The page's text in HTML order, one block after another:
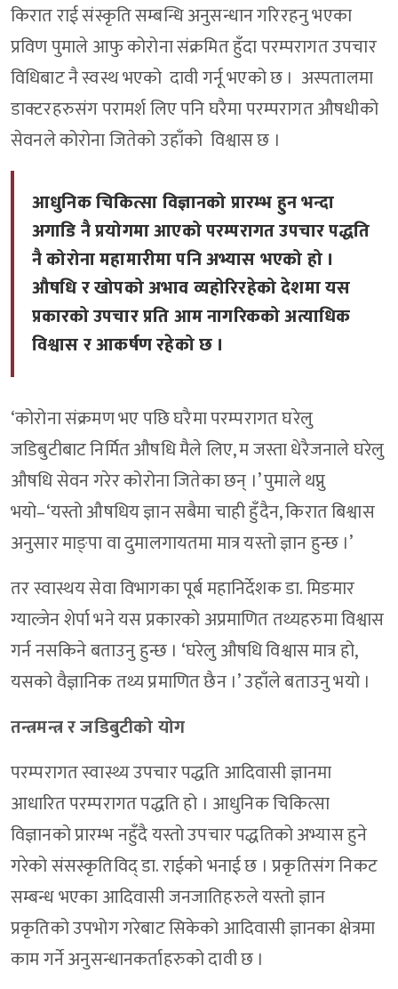
किरात राई संस्कृति सम्बन्धि अनुसन्धान गरिरहनु भएका
प्रविण पुमाले आफु कोरोना संक्रमित हुँदा परम्परागत उपचार
विधिबाट नै स्वस्थ भएको दावी गर्नू भएको छ । अस्पतालमा
डाक्टरहरुसंग परामर्श लिए पनि घरैमा परम्परागत औषधीको
सेवनले कोरोना जितेको उहाँको विश्वास छ ।
आधुनिक चिकित्सा विज्ञानको प्रारम्भ हुन भन्दा
अगाडि नै प्रयोगमा आएको परम्परागत उपचार पद्धति
नै कोरोना महामारीमा पनि अभ्यास भएको हो ।
औषधि र खोपको अभाव व्यहोरिरहेको देशमा यस
प्रकारको उपचार प्रति आम नागरिकको अत्याधिक
विश्वास र आकर्षण रहेको छ ।
‘कोरोना संक्रमण भए पछि घरैमा परम्परागत घरेलु
जडिबुटीबाट निर्मित औषधि मैले लिए, म जस्ता धेरैजनाले घरेलु
औषधि सेवन गरेर कोरोना जितेका छन् ।’ पुमाले थप्नु
भयो–‘यस्तो औषधिय ज्ञान सबैमा चाही हुँदैन, किरात बिश्वास
अनुसार माङ्पा वा दुमालगायतमा मात्र यस्तो ज्ञान हुन्छ ।’
तर स्वास्थय सेवा विभागका पूर्ब महानिर्देशक डा. मिङमार
ग्याल्जेन शेर्पा भने यस प्रकारको अप्रमाणित तथ्यहरुमा विश्वास
गर्न नसकिने बताउनु हुन्छ । ‘घरेलु औषधि विश्वास मात्र हो,
यसको वैज्ञानिक तथ्य प्रमाणित छैन ।’ उहाँले बताउनु भयो ।
तन्त्रमन्त्र र जडिबुटीको योग
परम्परागत स्वास्थ्य उपचार पद्धति आदिवासी ज्ञानमा
आधारित परम्परागत पद्धति हो । आधुनिक चिकित्सा
विज्ञानको प्रारम्भ नहुँदै यस्तो उपचार पद्धतिको अभ्यास हुने
गरेको संसस्कृतिविद् डा. राईको भनाई छ । प्रकृतिसंग निकट
सम्बन्ध भएका आदिवासी जनजातिहरुले यस्तो ज्ञान
प्रकृतिको उपभोग गरेबाट सिकेको आदिवासी ज्ञानका क्षेत्रमा
काम गर्ने अनुसन्धानकर्ताहरुको दावी छ ।